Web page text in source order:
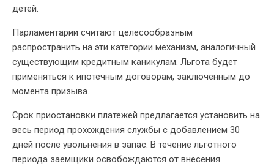
детей.
Парламентарии считают целесообразным
распространить на эти категории механизм, аналогичный
существующим кредитным каникулам. Льгота будет
применяться к ипотечным договорам, заключенным до
момента призыва.
Срок приостановки платежей предлагается установить на
весь период прохождения службы с добавлением 30
дней после увольнения в запас. В течение льготного
периода заемщики освобождаются от внесения